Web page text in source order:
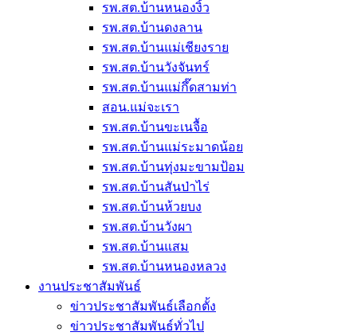
รพ.สต.บ้านหนองงิ้ว
รพ.สต.บ้านดงลาน
รพ.สต.บ้านแม่เชียงราย
รพ.สต.บ้านวังจันทร์
รพ.สต.บ้านแม่กึ๊ดสามท่า
สอน.แม่จะเรา
รพ.สต.บ้านขะเนจื้อ
รพ.สต.บ้านแม่ระมาดน้อย
รพ.สต.บ้านทุ่งมะขามป้อม
รพ.สต.บ้านสันป่าไร่
รพ.สต.บ้านห้วยบง
รพ.สต.บ้านวังผา
รพ.สต.บ้านแสม
รพ.สต.บ้านหนองหลวง
งานประชาสัมพันธ์
ข่าวประชาสัมพันธ์เลือกตั้ง
ข่าวประชาสัมพันธ์ทั่วไป